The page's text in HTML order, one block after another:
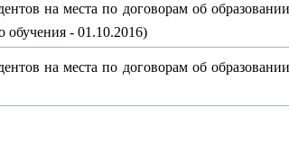
на места по договорам об
обучения - 01.10.2016)
на места по договорам об